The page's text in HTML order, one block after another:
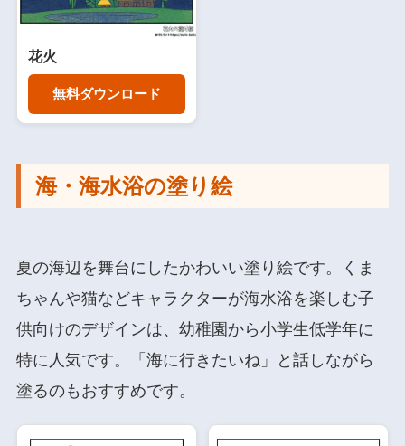
花火
無料ダウンロード
海・海水浴の塗り絵
夏の海辺を舞台にしたかわいい塗り絵です。くま
ちゃんや猫などキャラクターが海水浴を楽しむ子
供向けのデザインは、幼稚園から小学生低学年に
特に人気です。「海に行きたいね」と話しながら
塗るのもおすすめです。